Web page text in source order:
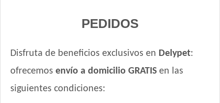
PEDIDOS
Disfruta de beneficios exclusivos en Delypet:
ofrecemos envío a domicilio GRATIS en las
siguientes condiciones: